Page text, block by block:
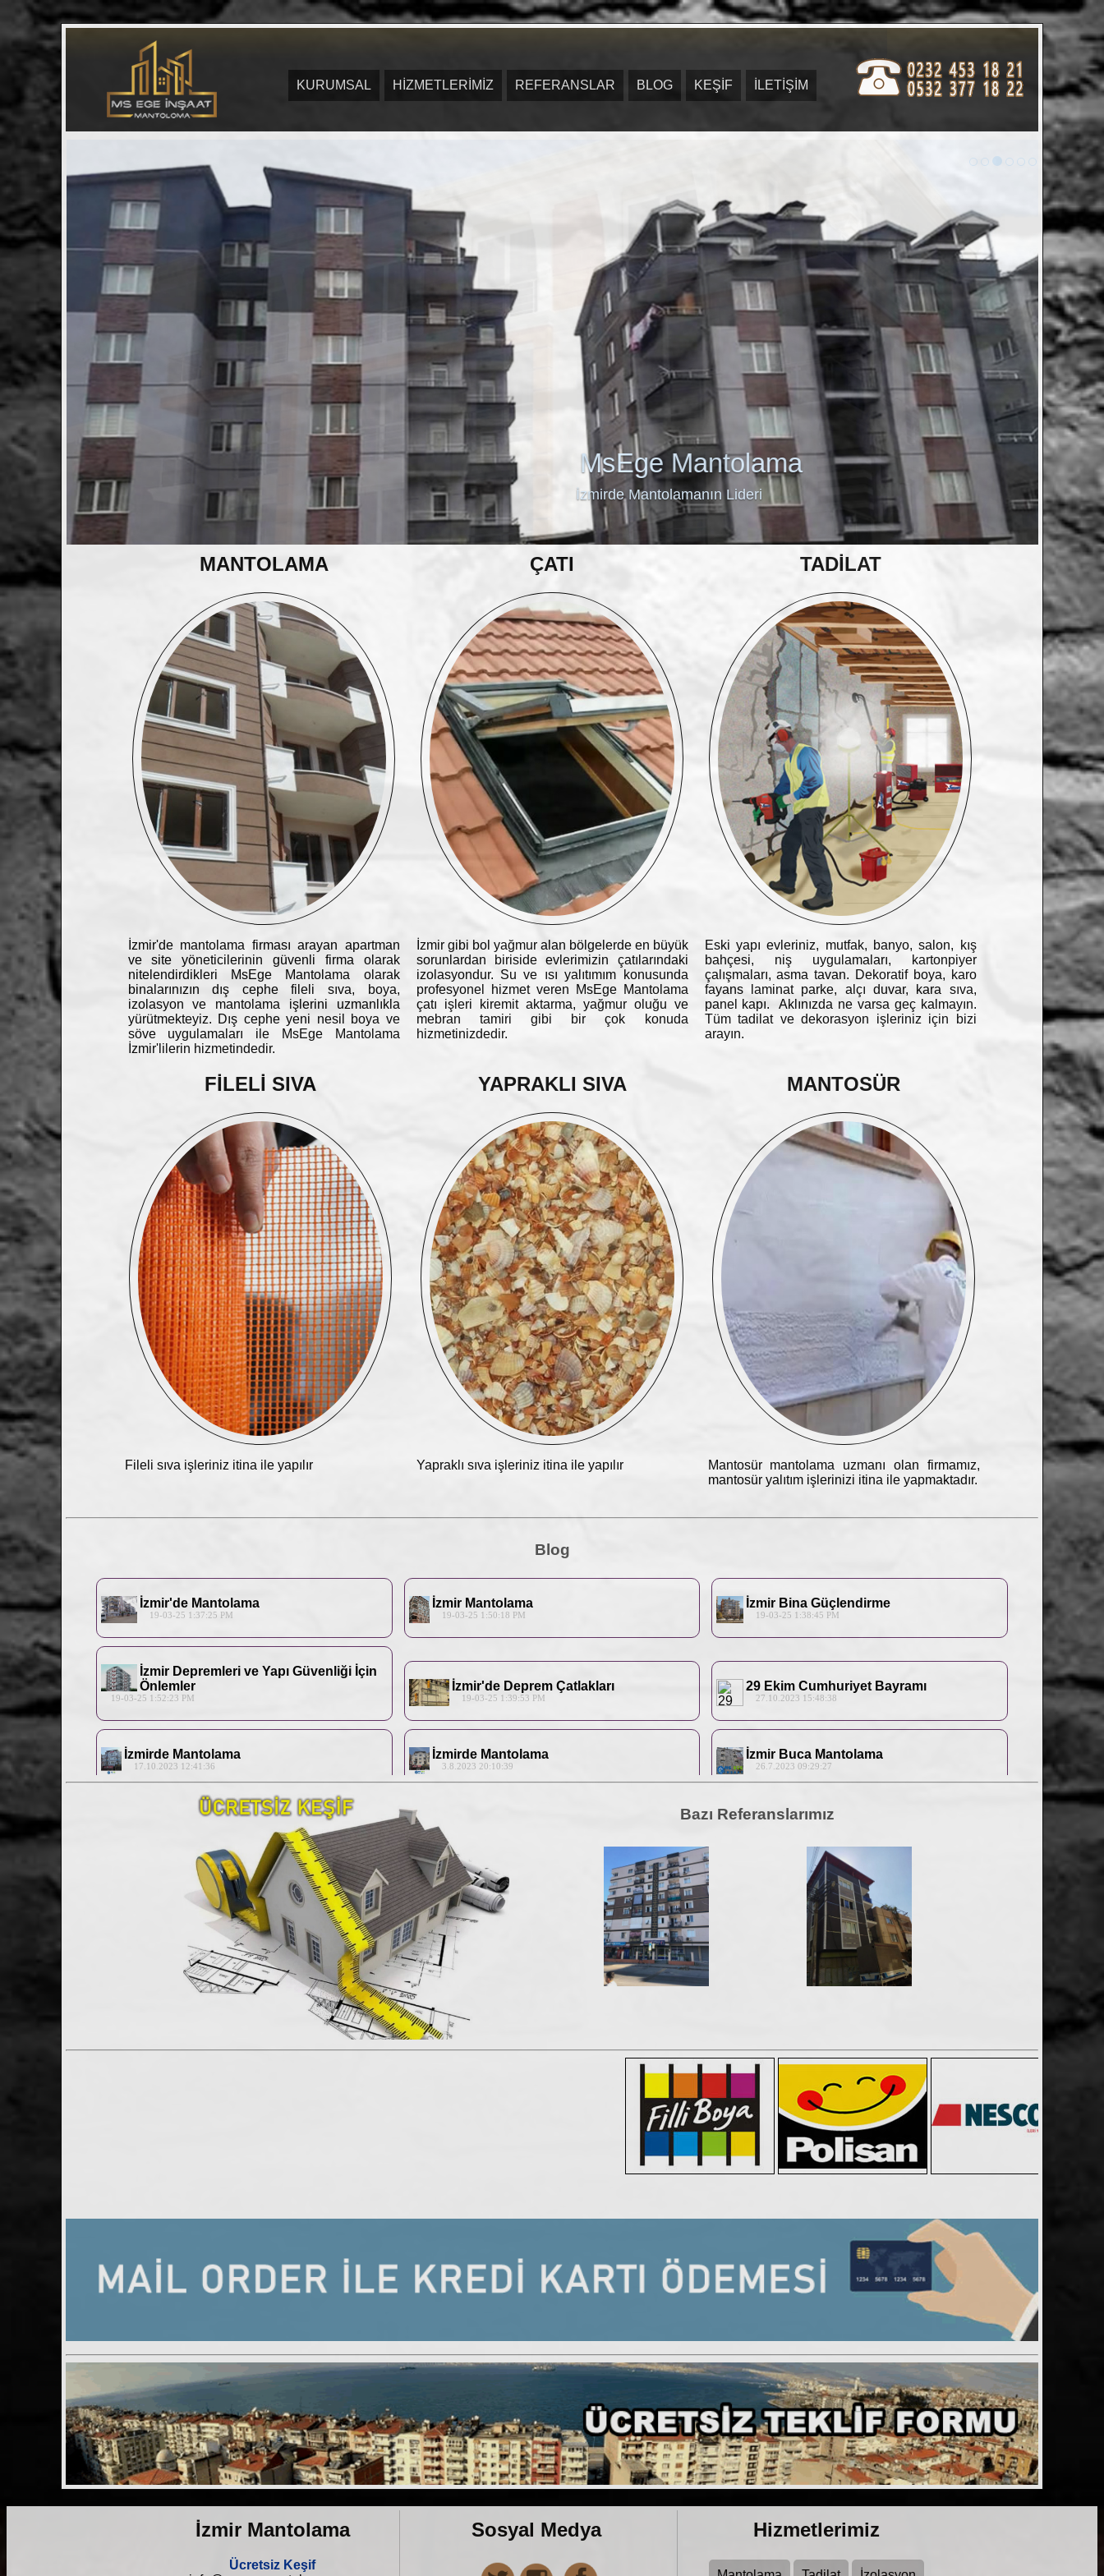
KURUMSAL HİZMETLERİMİZ REFERANSLAR BLOG KEŞİF İLETİŞİM
MsEge Mantolama
İzmirde Mantolamanın Lideri
MANTOLAMA
İzmir'de mantolama firması arayan apartman
ve site yöneticilerinin güvenli firma olarak
nitelendirdikleri MsEge Mantolama olarak
binalarınızın dış cephe fileli sıva, boya,
izolasyon ve mantolama işlerini uzmanlıkla
yürütmekteyiz. Dış cephe yeni nesil boya ve
söve uygulamaları ile MsEge Mantolama
İzmir'lilerin hizmetindedir.
ÇATI
İzmir gibi bol yağmur alan bölgelerde en büyük
sorunlardan biriside evlerimizin çatılarındaki
izolasyondur. Su ve ısı yalıtımım konusunda
profesyonel hizmet veren MsEge Mantolama
çatı işleri kiremit aktarma, yağmur oluğu ve
mebran tamiri gibi bir çok konuda
hizmetinizdedir.
TADİLAT
Eski yapı evleriniz, mutfak, banyo, salon, kış
bahçesi, niş uygulamaları, kartonpiyer
çalışmaları, asma tavan. Dekoratif boya, karo
fayans laminat parke, alçı duvar, kara sıva,
panel kapı. Aklınızda ne varsa geç kalmayın.
Tüm tadilat ve dekorasyon işleriniz için bizi
arayın.
FİLELİ SIVA
Fileli sıva işleriniz itina ile yapılır
YAPRAKLI SIVA
Yapraklı sıva işleriniz itina ile yapılır
MANTOSÜR
Mantosür mantolama uzmanı olan firmamız,
mantosür yalıtım işlerinizi itina ile yapmaktadır.
Blog
İzmir'de Mantolama
19-03-25 1:37:25 PM
İzmir Mantolama
19-03-25 1:50:18 PM
İzmir Bina Güçlendirme
19-03-25 1:38:45 PM
İzmir Depremleri ve Yapı Güvenliği İçin
Önlemler
19-03-25 1:52:23 PM
İzmir'de Deprem Çatlakları
19-03-25 1:39:53 PM
29 Ekim Cumhuriyet Bayramı
27.10.2023 15:48:38
İzmirde Mantolama
17.10.2023 12:41:36
İzmirde Mantolama
3.8.2023 20:10:39
İzmir Buca Mantolama
26.7.2023 09:29:27
İzmirde Mantolama
31.5.2023 14:55:32
1 Mayıs Emek Ve Dayanışma Günü
Tüm Blog Yazıları
Bazı Referanslarımız
İzmir Mantolama
Ücretsiz Keşif
Sosyal Medya Hizmetlerimiz